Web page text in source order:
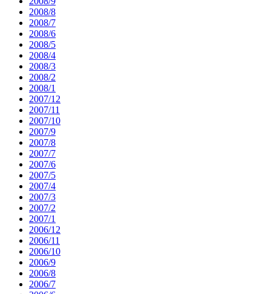
2008/8
2008/7
2008/6
2008/5
2008/4
2008/3
2008/2
2008/1
2007/12
2007/11
2007/10
2007/9
2007/8
2007/7
2007/6
2007/5
2007/4
2007/3
2007/2
2007/1
2006/12
2006/11
2006/10
2006/9
2006/8
2006/7